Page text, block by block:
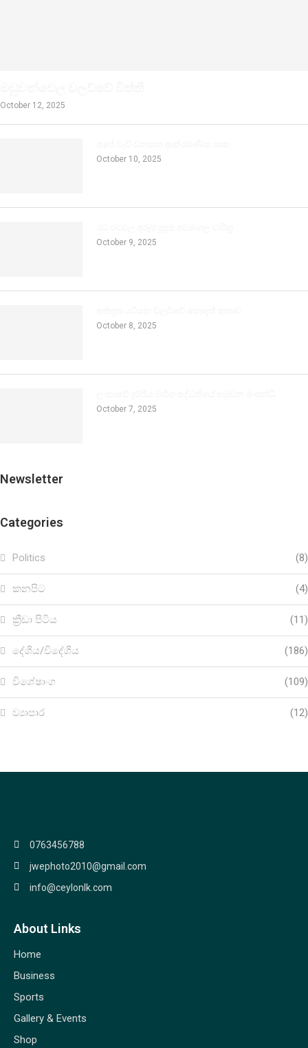
October 12, 2025
October 10, 2025
October 9, 2025
October 8, 2025
October 7, 2025
Newsletter
Categories
Politics (8)
කනපිට (4)
ක්‍රීඩා පිටිය (11)
දේශීය/විදේශීය (186)
විශේෂාංග (109)
ව්‍යාපාර (12)
0763456788
jwephoto2010@gmail.com
info@ceylonlk.com
About Links
Home
Business
Sports
Gallery & Events
Shop